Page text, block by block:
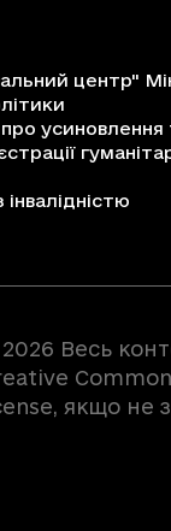
центр"
усиновлення
Весь
якщо не